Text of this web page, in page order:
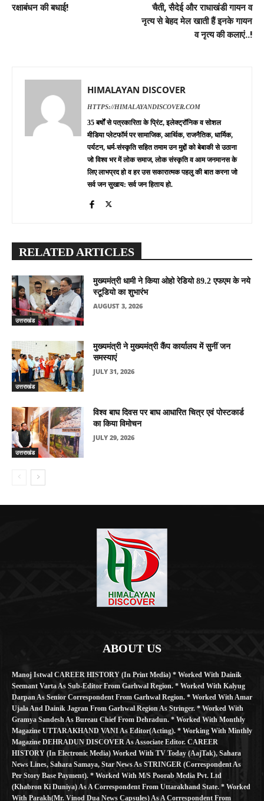
रक्षाबंधन की बधाई!
चैती, सैदेई और राधाखंडी गायन व
नृत्य से बेहद मेल खाती हैं इनके गायन
व नृत्य की कलाएं..!
HIMALAYAN DISCOVER
HTTPS://HIMALAYANDISCOVER.COM
35 बर्षों से पत्रकारिता के प्रिंट, इलेक्ट्रॉनिक व सोशल
मीडिया प्लेटफॉर्म पर सामाजिक, आर्थिक, राजनैतिक, धार्मिक,
पर्यटन, धर्म-संस्कृति सहित तमाम उन मुद्दों को बेबाकी से उठाना
जो विश्व भर में लोक समाज, लोक संस्कृति व आम जनमानस के
लिए लाभप्रद हो व हर उस सकारात्मक पहलु की बात करना जो
सर्व जन सुखाय: सर्व जन हिताय हो.
RELATED ARTICLES
उत्तराखंड
मुख्यमंत्री धामी ने किया ओहो रेडियो 89.2 एफएम के नये
स्टूडियो का शुभारंभ
AUGUST 3, 2026
उत्तराखंड
मुख्यमंत्री ने मुख्यमंत्री कैंप कार्यालय में सुनीं जन
समस्याएं
JULY 31, 2026
उत्तराखंड
विश्व बाघ दिवस पर बाघ आधारित चित्र एवं पोस्टकार्ड
का किया विमोचन
JULY 29, 2026
ABOUT US
Manoj Istwal CAREER HISTORY (in Print Media) * Worked With Dainik
Seemant Varta As Sub-Editor From Garhwal Region. * Worked With Kalyug
Darpan As Senior Correspondent From Garhwal Region. * Worked With Amar
Ujala And Dainik Jagran From Garhwal Region As Stringer. * Worked With
Gramya Sandesh As Bureau Chief From Dehradun. * Worked With Monthly
Magazine UTTARAKHAND VANI As Editor(Acting). * Working With Minthly
Magazine DEHRADUN DISCOVER As Associate Editor. CAREER
HISTORY (in Electronic Media) Worked With TV Today (AajTak), Sahara
News Lines, Sahara Samaya, Star News As STRINGER (Correspondent As
Per Story Base Payment). * Worked With M/S Poorab Media Pvt. Ltd
(Khabron Ki Duniya) As A Correspondent From Uttarakhand State. * Worked
With Parakh(Mr. Vinod Dua News Capsules) As A Correspondent From